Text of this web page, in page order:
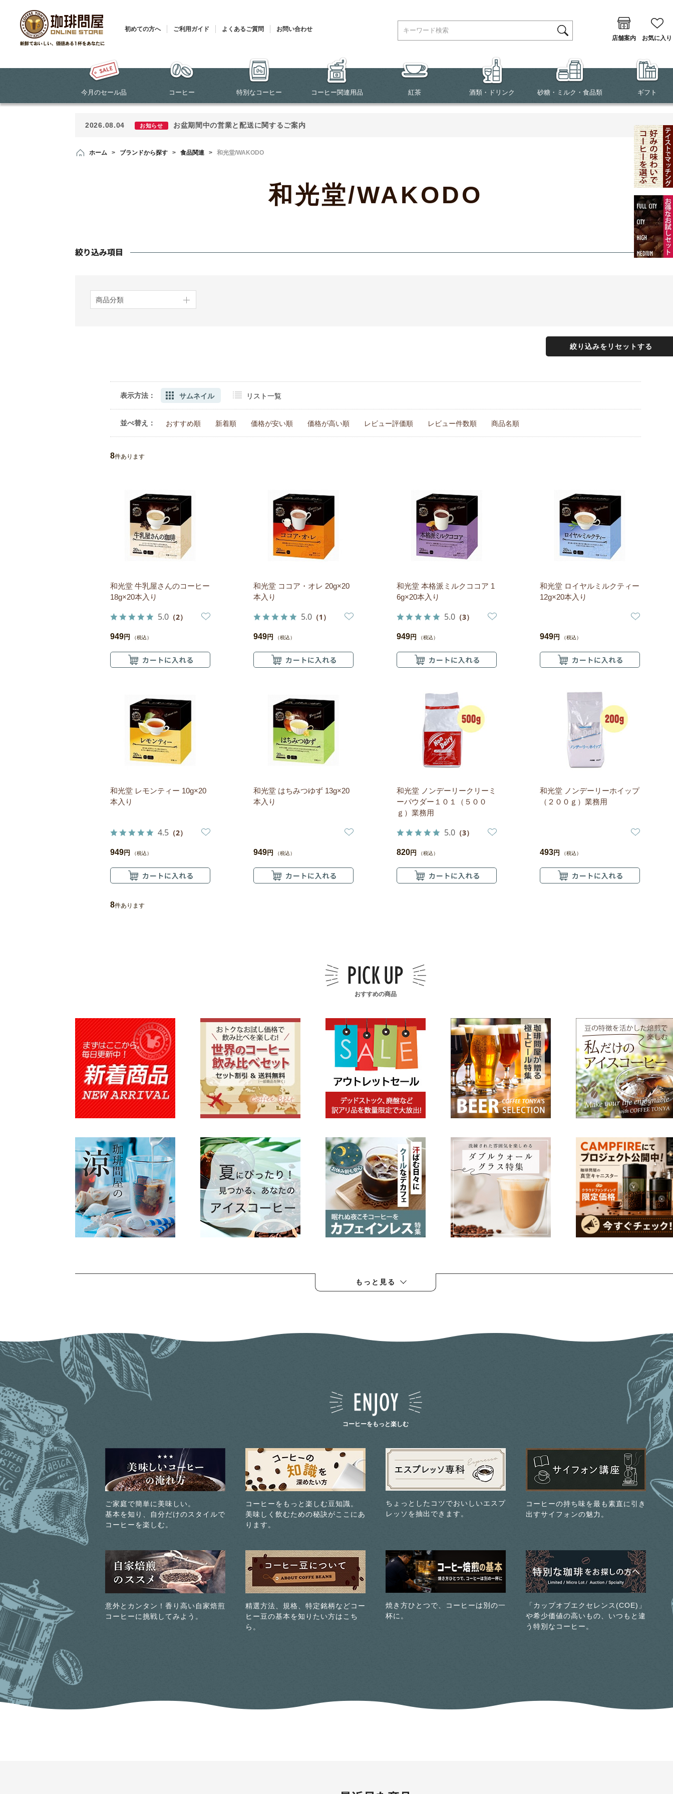
初めての方へ ご利用ガイド よくあるご質問
お問い合わせ
店舗案内
お気に入り
今月のセール品 コーヒー 特別なコーヒー コーヒー関連用品 紅茶 酒類・ドリンク 砂糖・ミルク・食品類 ギフト
2026.08.04 お知らせ お盆期間中の営業と配送に関するご案内
ホーム > ブランドから探す > 食品関連 > 和光堂/WAKODO
和光堂/WAKODO
商品分類
絞り込みをリセットする
表示方法： サムネイル リスト一覧
並べ替え： おすすめ順 新着順 価格が安い順 価格が高い順 レビュー評価順 レビュー件数順 商品名順
8件あります
和光堂 牛乳屋さんのコーヒー
18g×20本入り
5.0 （2）
949円 （税込）
和光堂 ココア・オレ 20g×20
本入り
5.0 （1）
949円 （税込）
和光堂 本格派ミルクココア 1
6g×20本入り
5.0 （3）
949円 （税込）
和光堂 ロイヤルミルクティー
12g×20本入り
949円 （税込）
和光堂 レモンティー 10g×20
本入り
4.5 （2）
949円 （税込）
和光堂 はちみつゆず 13g×20
本入り
949円 （税込）
和光堂 ノンデーリークリーミ
ーパウダー１０１（５００
ｇ）業務用
5.0 （3）
820円 （税込）
和光堂 ノンデーリーホイップ
（２００ｇ）業務用
493円 （税込）
8件あります
おすすめの商品
もっと見る
コーヒーをもっと楽しむ
ご家庭で簡単に美味しい。
基本を知り、自分だけのスタイルで
コーヒーを楽しむ。
コーヒーをもっと楽しむ豆知識。
美味しく飲むための秘訣がここにあ
ります。
ちょっとしたコツでおいしいエスプ
レッソを抽出できます。
コーヒーの持ち味を最も素直に引き
出すサイフォンの魅力。
意外とカンタン！香り高い自家焙煎
コーヒーに挑戦してみよう。
精選方法、規格、特定銘柄などコー
ヒー豆の基本を知りたい方はこち
ら。
焼き方ひとつで、コーヒーは別の一
杯に。
「カップオブエクセレンス(COE)」
や希少価値の高いもの、いつもと違
う特別なコーヒー。